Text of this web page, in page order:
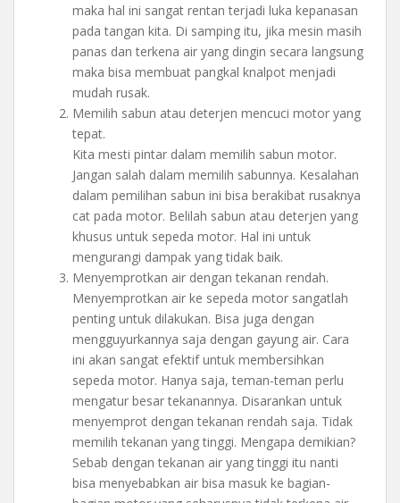
maka hal ini sangat rentan terjadi luka kepanasan
pada tangan kita. Di samping itu, jika mesin masih
panas dan terkena air yang dingin secara langsung
maka bisa membuat pangkal knalpot menjadi
mudah rusak.
Memilih sabun atau deterjen mencuci motor yang
tepat.
Kita mesti pintar dalam memilih sabun motor.
Jangan salah dalam memilih sabunnya. Kesalahan
dalam pemilihan sabun ini bisa berakibat rusaknya
cat pada motor. Belilah sabun atau deterjen yang
khusus untuk sepeda motor. Hal ini untuk
mengurangi dampak yang tidak baik.
Menyemprotkan air dengan tekanan rendah.
Menyemprotkan air ke sepeda motor sangatlah
penting untuk dilakukan. Bisa juga dengan
mengguyurkannya saja dengan gayung air. Cara
ini akan sangat efektif untuk membersihkan
sepeda motor. Hanya saja, teman-teman perlu
mengatur besar tekanannya. Disarankan untuk
menyemprot dengan tekanan rendah saja. Tidak
memilih tekanan yang tinggi. Mengapa demikian?
Sebab dengan tekanan air yang tinggi itu nanti
bisa menyebabkan air bisa masuk ke bagian-